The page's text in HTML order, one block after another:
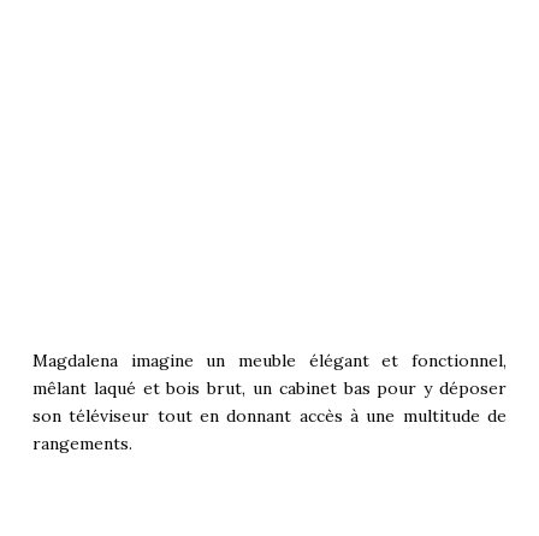
Magdalena imagine un meuble élégant et fonctionnel,
mêlant laqué et bois brut, un cabinet bas pour y déposer
son téléviseur tout en donnant accès à une multitude de
rangements.